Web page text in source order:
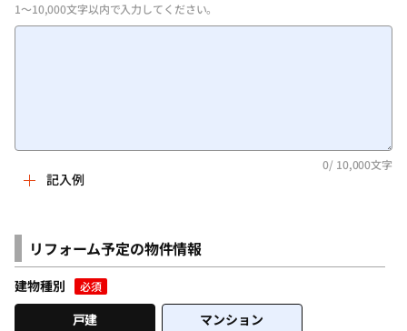
1～10,000文字以内で入力してください。
0/ 10,000文字
記入例
年数がたっているため、襖や畳も傷んでおり、この機会に、
フローリングにしたり、クロスを張り替えるなど、きれいに
できればと思っています。
リフォームを考えている部屋は、木造2階建ての2階、広さは8
リフォーム予定の物件情報
建物種別 必須
戸建 マンション